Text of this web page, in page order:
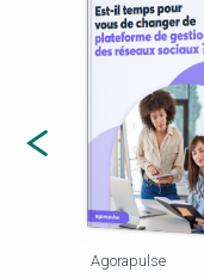
Agorapulse